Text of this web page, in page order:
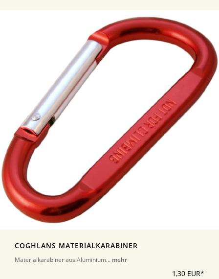
COGHLANS MATERIALKARABINER
Materialkarabiner aus Aluminium... mehr
1,30 EUR*